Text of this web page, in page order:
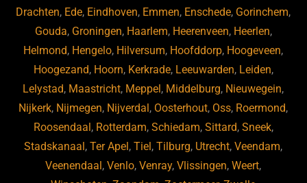
Drachten, Ede, Eindhoven, Emmen, Enschede, Gorinchem,
Gouda, Groningen, Haarlem, Heerenveen, Heerlen,
Helmond, Hengelo, Hilversum, Hoofddorp, Hoogeveen,
Hoogezand, Hoorn, Kerkrade, Leeuwarden, Leiden,
Lelystad, Maastricht, Meppel, Middelburg, Nieuwegein,
Nijkerk, Nijmegen, Nijverdal, Oosterhout, Oss, Roermond,
Roosendaal, Rotterdam, Schiedam, Sittard, Sneek,
Stadskanaal,Ter Apel,Tiel,Tilburg, Utrecht,Veendam,
Veenendaal,Venlo,Venray,Vlissingen,Weert,